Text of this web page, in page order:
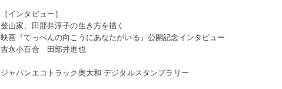
［インタビュー］
登山家、田部井淳子の生き方を描く
映画『てっぺんの向こうにあなたがいる』公開記念インタビュー
吉永小百合 田部井進也
ジャパンエコトラック奥大和 デジタルスタンプラリー